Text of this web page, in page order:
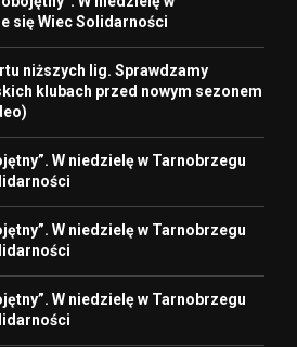
się Wiec Solidarności
niższych lig. Sprawdzamy
klubach przed nowym sezonem
W niedzielę w Tarnobrzegu
W niedzielę w Tarnobrzegu
W niedzielę w Tarnobrzegu